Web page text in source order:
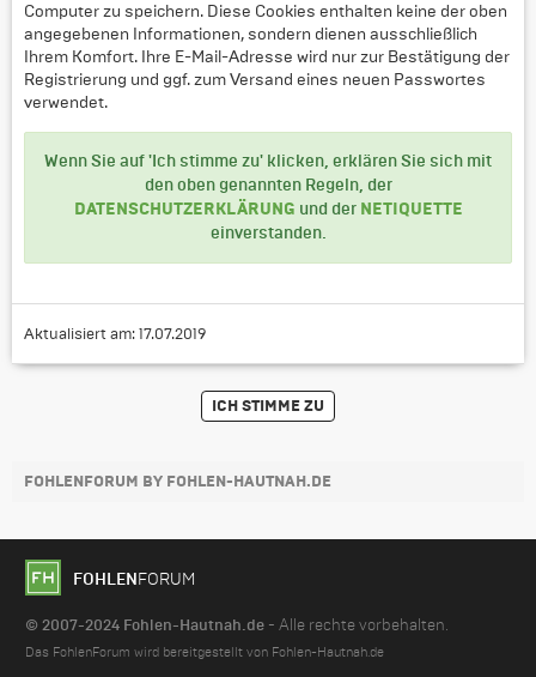
Computer zu speichern. Diese Cookies enthalten keine der oben
angegebenen Informationen, sondern dienen ausschließlich
Ihrem Komfort. Ihre E-Mail-Adresse wird nur zur Bestätigung der
Registrierung und ggf. zum Versand eines neuen Passwortes
verwendet.
Wenn Sie auf 'Ich stimme zu' klicken, erklären Sie sich mit
den oben genannten Regeln, der
DATENSCHUTZERKLÄRUNG und der NETIQUETTE
einverstanden.
Aktualisiert am: 17.07.2019
FOHLENFORUM BY FOHLEN-HAUTNAH.DE
FOHLEN FORUM
© 2007-2024 Fohlen-Hautnah.de - Alle rechte vorbehalten.
Das FohlenForum wird bereitgestellt von Fohlen-Hautnah.de